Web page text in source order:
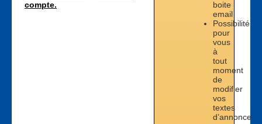
compte.
boite
email
Possibilité
pour
vous
à
tout
moment
de
modifier
vos
textes
d’annonce